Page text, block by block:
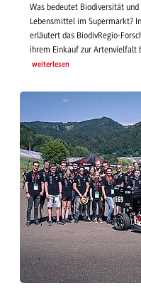
Was bedeutet Biodiversität
Lebensmittel im Supermarkt?
erläutert das BiodivRegio-
ihrem Einkauf zur Artenvielfalt
weiterlesen